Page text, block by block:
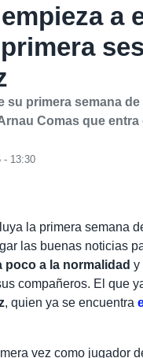
a
su primera semana
Comas que
- 13:30
la primera semana
las buenas noticias
poco a la normalidady
compañeros. El que
, quien ya se encuentra
vez como jugador